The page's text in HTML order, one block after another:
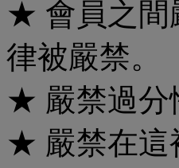
★ 會員之間
律被嚴禁。
★ 嚴禁過分
★ 嚴禁在這